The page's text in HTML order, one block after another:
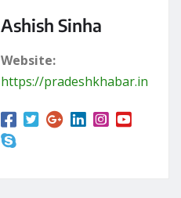
Ashish Sinha
Website:
https://pradeshkhabar.in